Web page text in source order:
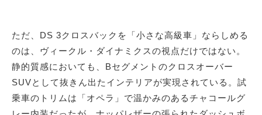
ただ、DS 3クロスバックを「小さな高級車」ならしめる
のは、ヴィークル・ダイナミクスの視点だけではない。
静的質感においても、Bセグメントのクロスオーバー
SUVとして抜きん出たインテリアが実現されている。試
乗車のトリムは「オペラ」で温かみのあるチャコールグ